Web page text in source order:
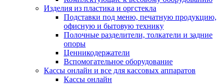
Изделия из пластика и оргстекла
Подставки под меню, печатную продукцию,
офисную и бытовую технику
Полочные разделители, толкатели и задние
опоры
Ценникодержатели
Вспомогательное оборудование
Кассы онлайн и все для кассовых аппаратов
Кассы онлайн